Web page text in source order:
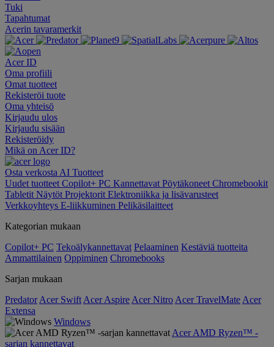
Tuki
Tapahtumat
Acerin tavaramerkit
Acer ID
Oma profiili
Omat tuotteet
Rekisteröi tuote
Oma yhteisö
Kirjaudu ulos
Kirjaudu sisään
Rekisteröidy
Mikä on Acer ID?
Osta verkosta AI Tuotteet
Uudet tuotteet Copilot+ PC Kannettavat Pöytäkoneet Chromebookit
Tabletit Näytöt Projektorit Elektroniikka ja lisävarusteet
Verkkoyhteys E-liikkuminen Pelikäsilaitteet
Kategorian mukaan
Copilot+ PC Tekoälykannettavat Pelaaminen Kestäviä tuotteita
Ammattilainen Oppiminen Chromebooks
Sarjan mukaan
Predator Acer Swift Acer Aspire Acer Nitro Acer TravelMate Acer
Extensa
Windows
Acer AMD Ryzen™ -
sarjan kannettavat